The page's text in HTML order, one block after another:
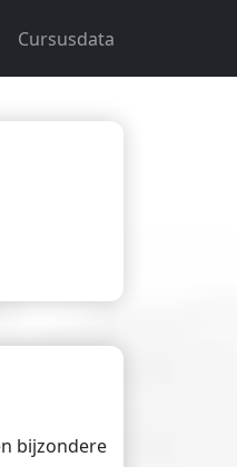
Cursusdata
bijzondere